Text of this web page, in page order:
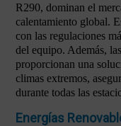
R290, dominan el
calentamiento global.
con las regulaciones
del equipo. Además,
proporcionan una
climas extremos,
durante todas las
Energías